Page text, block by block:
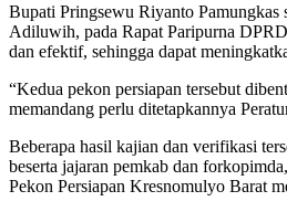
Bupati Pringsewu Riyanto Pamungkas
Adiluwih, pada Rapat Paripurna
dan efektif, sehingga dapat
“Kedua pekon persiapan tersebut
memandang perlu ditetapkannya
Beberapa hasil kajian dan verifikasi
beserta jajaran pemkab dan
Pekon Persiapan Kresnomulyo Barat